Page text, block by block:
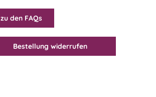
zu den FAQs
Bestellung widerrufen